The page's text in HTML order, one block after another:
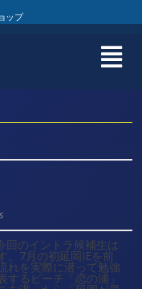
ップ
回のイントラ候補生は
。7月の初延岡IEを前
れを実際に潜って勉強
るビーチ「恋の浦」